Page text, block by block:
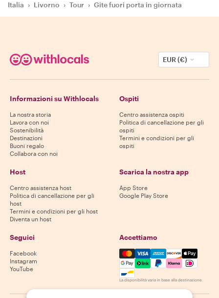
Italia › Livorno › Tour › Gite fuori porta in giornata
EUR (€)
Informazioni su Withlocals
La nostra storia
Lavora con noi
Sostenibilità
Destinazioni
Buoni regalo
Collabora con noi
Ospiti
Centro assistenza ospiti
Politica di cancellazione per gli
ospiti
Termini e condizioni per gli
ospiti
Host
Centro assistenza host
Politica di cancellazione per gli
host
Termini e condizioni per gli host
Diventa un host
Scarica la nostra app
App Store
Google Play Store
Seguici
Facebook
Instagram
YouTube
Accettiamo
Mastercard, Visa, Amex,
La disponibilità varia in base alla destinazione